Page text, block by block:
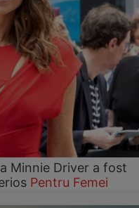
Minnie Driver a fost
Pentru Femei